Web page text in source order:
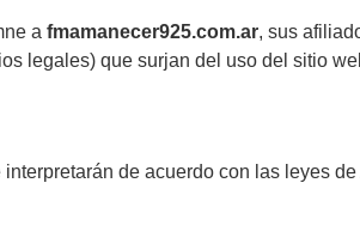
a fmamanecer925.com.ar, sus
legales) que surjan del uso del sitio
de acuerdo con las leyes